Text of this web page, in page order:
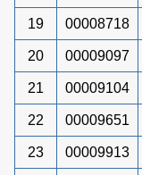
19 00008718
20 00009097
21 00009104
22 00009651
23 00009913